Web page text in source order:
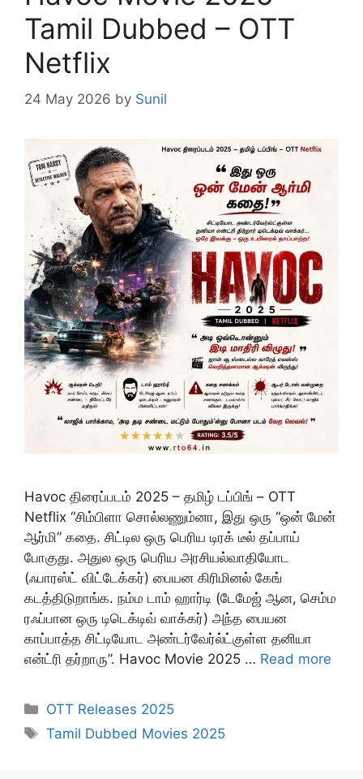
Tamil Dubbed – OTT
Netflix
24 May 2026 by Sunil
Havoc திரைப்படம் 2025 – தமிழ் டப்பிங் – OTT
Netflix “சிம்பிளா சொல்லணும்னா, இது ஒரு “ஒன் மேன்
ஆர்மி” கதை. சிட்டில ஒரு பெரிய டிரக் டீல் தப்பாய்
போகுது. அதுல ஒரு பெரிய அரசியல்வாதியோட
(ஃபாரஸ்ட் விட்டேக்கர்) பையன கிரிமினல் கேங்
கடத்திடுறாங்க. நம்ம டாம் ஹார்டி (டேமேஜ் ஆன, செம்ம
ரஃப்பான ஒரு டிடெக்டிவ் வாக்கர்) அந்த பையன
காப்பாத்த சிட்டியோட அண்டர்வேர்ல்ட்குள்ள தனியா
என்ட்ரி தர்றாரு”. Havoc Movie 2025 … Read more
Categories
OTT Releases 2025
Tags
Tamil Dubbed Movies 2025